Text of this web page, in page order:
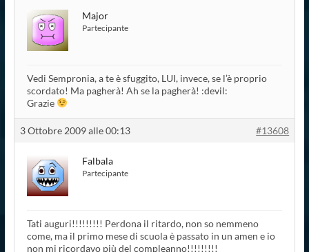
Major
Partecipante
Vedi Sempronia, a te è sfuggito, LUI, invece, se l’è proprio
scordato! Ma pagherà! Ah se la pagherà! :devil:
Grazie
3 Ottobre 2009 alle 00:13 #13608
Falbala
Partecipante
Tati auguri!!!!!!!!! Perdona il ritardo, non so nemmeno
come, ma il primo mese di scuola è passato in un amen e io
non mi ricordavo più del compleanno!!!!!!!!!